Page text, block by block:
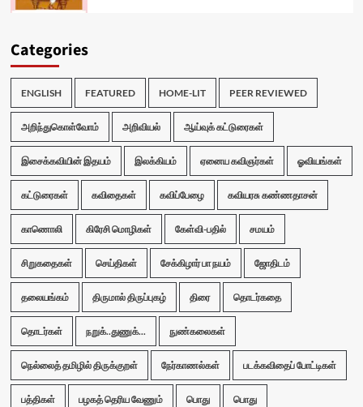
Categories
ENGLISH FEATURED HOME-LIT PEER REVIEWED
அறிந்துகொள்வோம் அறிவியல் ஆய்வுக் கட்டுரைகள்
இசைக்கவியின் இதயம் இலக்கியம் ஏனைய கவிஞர்கள் ஓவியங்கள்
கட்டுரைகள் கவிதைகள் கவிப்பேழை கவியரசு கண்ணதாசன்
காணொலி கிரேசி மொழிகள் கேள்வி-பதில் சமயம்
சிறுகதைகள் செய்திகள் சேக்கிழார் பா நயம் ஜோதிடம்
தலையங்கம் திருமால் திருப்புகழ் திரை தொடர்கதை
தொடர்கள் நறுக்..துணுக்... நுண்கலைகள்
நெல்லைத் தமிழில் திருக்குறள் நேர்காணல்கள் படக்கவிதைப் போட்டிகள்
பத்திகள் பழகத் தெரிய வேணும் பொது பொது